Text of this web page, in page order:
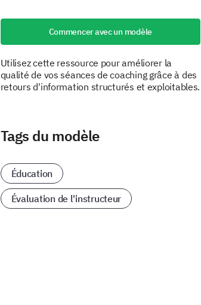
Commencer avec un modèle
Utilisez cette ressource pour améliorer la
qualité de vos séances de coaching grâce à des
retours d'information structurés et exploitables.
Tags du modèle
Éducation
Évaluation de l'instructeur